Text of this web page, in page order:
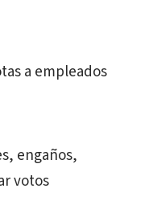
a empleados
engaños,
votos